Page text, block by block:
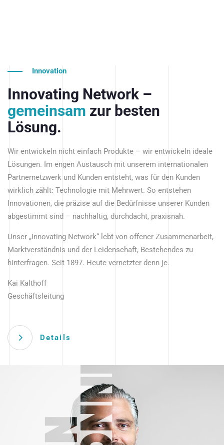
Innovation
Innovating Network –
gemeinsam zur besten
Lösung.
Wir entwickeln nicht einfach Produkte – wir entwickeln ideale
Lösungen. Im engen Austausch mit unserem internationalen
Partnernetzwerk und Kunden entsteht, was für den Kunden
wirklich zählt: Technologie mit Mehrwert. So entstehen
Innovationen, die präzise auf die Bedürfnisse unserer Kunden
abgestimmt sind – nachhaltig, durchdacht, praxisnah.
Unser „Innovating Network“ lebt von offener Zusammenarbeit,
Marktverständnis und der Leidenschaft, Bestehendes zu
hinterfragen. Seit 1897. Heute vernetzter denn je.
Kai Kalthoff
Geschäftsleitung
Details